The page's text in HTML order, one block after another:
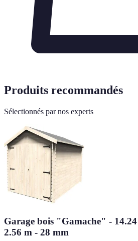
Produits recommandés
Sélectionnés par nos experts
Garage bois "Gamache" -
2.56 m - 28 mm